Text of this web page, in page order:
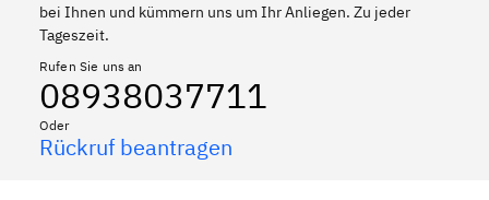
bei Ihnen und kümmern uns um Ihr Anliegen. Zu jeder
Tageszeit.
Rufen Sie uns an
08938037711
Oder
Rückruf beantragen